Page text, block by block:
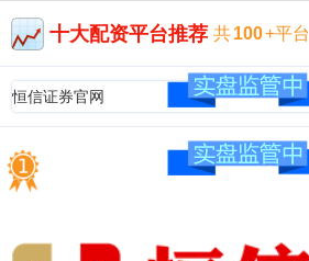
十大配资平台推荐 共100+平台
恒信证券官网